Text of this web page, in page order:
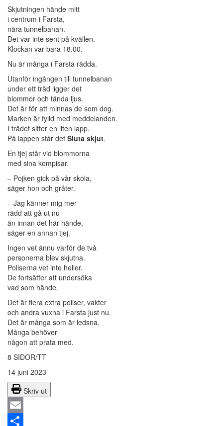
Skjutningen hände mitt
i centrum i Farsta,
nära tunnelbanan.
Det var inte sent på kvällen.
Klockan var bara 18.00.
Nu är många i Farsta rädda.
Utanför ingången till tunnelbanan
under ett träd ligger det
blommor och tända ljus.
Det är för att minnas de som dog.
Marken är fylld med meddelanden.
I trädet sitter en liten lapp.
På lappen står det Sluta skjut.
En tjej står vid blommorna
med sina kompisar.
– Pojken gick på vår skola,
säger hon och gråter.
– Jag känner mig mer
rädd att gå ut nu
än innan det här hände,
säger en annan tjej.
Ingen vet ännu varför de två
personerna blev skjutna.
Poliserna vet inte heller.
De fortsätter att undersöka
vad som hände.
Det är flera extra poliser, vakter
och andra vuxna i Farsta just nu.
Det är många som är ledsna.
Många behöver
någon att prata med.
8 SIDOR/TT
14 juni 2023
Skriv ut
Email